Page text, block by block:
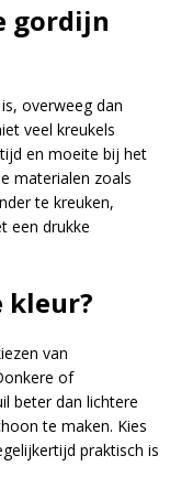
gordijn
overweeg dan
veel kreukels
en moeite bij het
materialen zoals
te kreuken,
een drukke
kleur?
van
of
beter dan lichtere
te maken. Kies
praktisch is